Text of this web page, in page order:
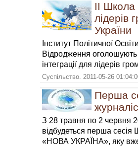
ІІ Школа
лідерів
України
Інститут Політичної
Відродження оголошують
інтеграції для лідерів
Суспільство. 2011-05-26
Перша
З 28 травня по 2 червня
відбудеться перша сесія
«НОВА УКРАЇНА», яку вже